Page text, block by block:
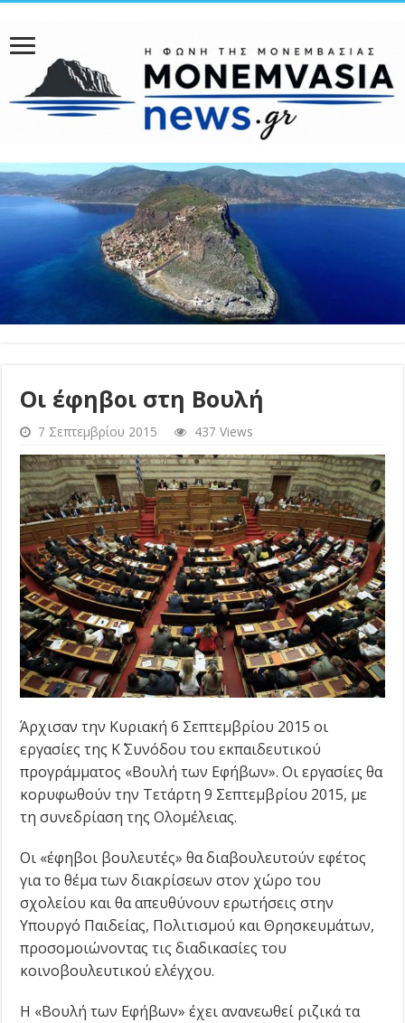
Οι έφηβοι στη Βουλή
7 Σεπτεμβρίου 2015 437 Views
Άρχισαν την Κυριακή 6 Σεπτεμβρίου 2015 οι
εργασίες της Κ΄ Συνόδου του εκπαιδευτικού
προγράμματος «Βουλή των Εφήβων». Οι εργασίες θα
κορυφωθούν την Τετάρτη 9 Σεπτεμβρίου 2015, με
τη συνεδρίαση της Ολομέλειας.
Οι «έφηβοι βουλευτές» θα διαβουλευτούν εφέτος
για το θέμα των διακρίσεων στον χώρο του
σχολείου και θα απευθύνουν ερωτήσεις στην
Υπουργό Παιδείας, Πολιτισμού και Θρησκευμάτων,
προσομοιώνοντας τις διαδικασίες του
κοινοβουλευτικού ελέγχου.
Η «Βουλή των Εφήβων» έχει ανανεωθεί ριζικά τα